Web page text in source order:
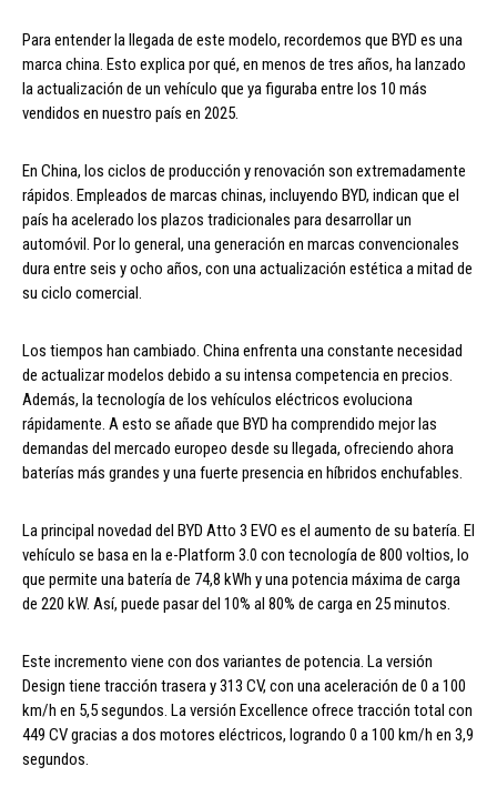
Para entender la llegada de este modelo, recordemos que BYD es una
marca china. Esto explica por qué, en menos de tres años, ha lanzado
la actualización de un vehículo que ya figuraba entre los 10 más
vendidos en nuestro país en 2025.
En China, los ciclos de producción y renovación son extremadamente
rápidos. Empleados de marcas chinas, incluyendo BYD, indican que el
país ha acelerado los plazos tradicionales para desarrollar un
automóvil. Por lo general, una generación en marcas convencionales
dura entre seis y ocho años, con una actualización estética a mitad de
su ciclo comercial.
Los tiempos han cambiado. China enfrenta una constante necesidad
de actualizar modelos debido a su intensa competencia en precios.
Además, la tecnología de los vehículos eléctricos evoluciona
rápidamente. A esto se añade que BYD ha comprendido mejor las
demandas del mercado europeo desde su llegada, ofreciendo ahora
baterías más grandes y una fuerte presencia en híbridos enchufables.
La principal novedad del BYD Atto 3 EVO es el aumento de su batería. El
vehículo se basa en la e-Platform 3.0 con tecnología de 800 voltios, lo
que permite una batería de 74,8 kWh y una potencia máxima de carga
de 220 kW. Así, puede pasar del 10% al 80% de carga en 25 minutos.
Este incremento viene con dos variantes de potencia. La versión
Design tiene tracción trasera y 313 CV, con una aceleración de 0 a 100
km/h en 5,5 segundos. La versión Excellence ofrece tracción total con
449 CV gracias a dos motores eléctricos, logrando 0 a 100 km/h en 3,9
segundos.